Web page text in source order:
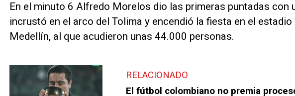
En el minuto 6 Alfredo Morelos dio las primeras puntadas con
incrustó en el arco del Tolima y encendió la fiesta en el
Medellín, al que acudieron unas 44.000 personas.
RELACIONADO
El fútbol colombiano no premia